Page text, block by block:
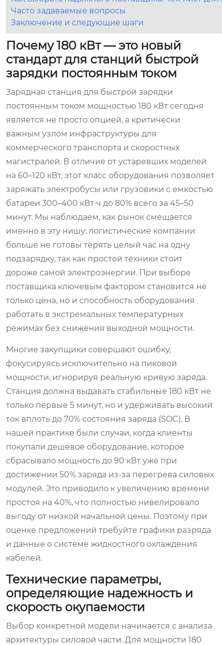
Часто задаваемые вопросы
Заключение и следующие шаги
Почему 180 кВт — это новый
стандарт для станций быстрой
зарядки постоянным током
Зарядная станция для быстрой зарядки
постоянным током мощностью 180 кВт сегодня
является не просто опцией, а критически
важным узлом инфраструктуры для
коммерческого транспорта и скоростных
магистралей. В отличие от устаревших моделей
на 60–120 кВт, этот класс оборудования позволяет
заряжать электробусы или грузовики с емкостью
батареи 300–400 кВт·ч до 80% всего за 45–50
минут. Мы наблюдаем, как рынок смещается
именно в эту нишу: логистические компании
больше не готовы терять целый час на одну
подзарядку, так как простой техники стоит
дороже самой электроэнергии. При выборе
поставщика ключевым фактором становится не
только цена, но и способность оборудования
работать в экстремальных температурных
режимах без снижения выходной мощности.
Многие закупщики совершают ошибку,
фокусируясь исключительно на пиковой
мощности, игнорируя реальную кривую заряда.
Станция должна выдавать стабильные 180 кВт не
только первые 5 минут, но и удерживать высокий
ток вплоть до 70% состояния заряда (SOC). В
нашей практике были случаи, когда клиенты
покупали дешевое оборудование, которое
сбрасывало мощность до 90 кВт уже при
достижении 50% заряда из-за перегрева силовых
модулей. Это приводило к увеличению времени
простоя на 40%, что полностью нивелировало
выгоду от низкой начальной цены. Поэтому при
оценке предложений требуйте графики разряда
и данные о системе жидкостного охлаждения
кабелей.
Технические параметры,
определяющие надежность и
скорость окупаемости
Выбор конкретной модели начинается с анализа
архитектуры силовой части. Для мощности 180